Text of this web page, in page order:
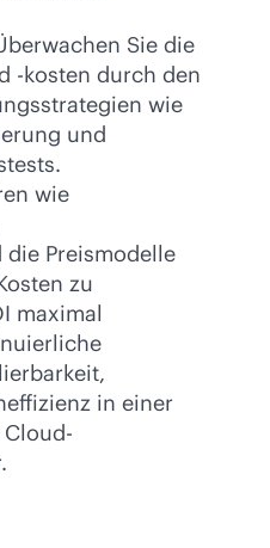
Sie die
-kosten durch den
wie
und
wie
Preismodelle
zu
maximal
in einer